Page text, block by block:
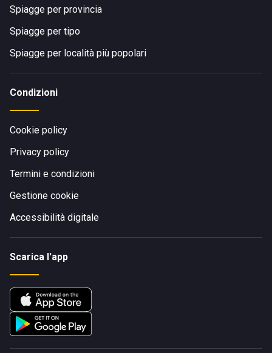
Spiagge per provincia
Spiagge per tipo
Spiagge per località più popolari
Condizioni
Cookie policy
Privacy policy
Termini e condizioni
Gestione cookie
Accessibilità digitale
Scarica l'app